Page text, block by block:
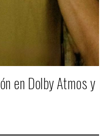
en Dolby Atmos y